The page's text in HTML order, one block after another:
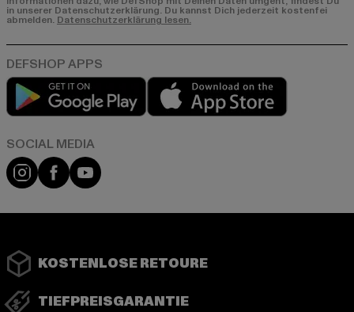
in unserer Datenschutzerklärung. Du kannst Dich jederzeit kostenfei
abmelden. Datenschutzerklärung lesen.
Play market
Instagram
FacebookYouTube
KOSTENLOSE RETOURE
TIEFPREISGARANTIE